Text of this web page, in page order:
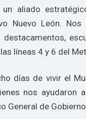
un aliado
Nuevo León.
destacamentos,
líneas 4 y 6 del
días de vivir el
nos ayudaron
General de